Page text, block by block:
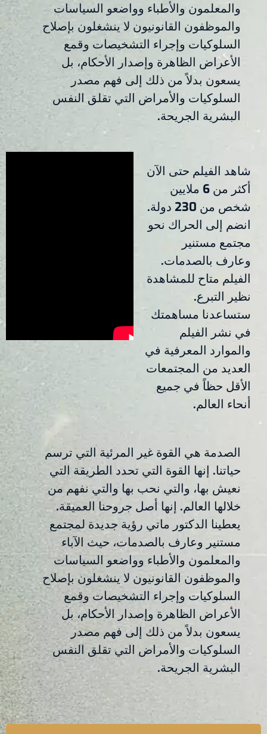
والمعلمون والأطباء وواضعو السياسات
والموظفون القانونيون لا ينشغلون بإصلاح
السلوكيات وإجراء التشخيصات وقمع
الأعراض الظاهرة وإصدار الأحكام، بل
يسعون بدلاً من ذلك إلى فهم مصدر
السلوكيات والأمراض التي تقلق النفس
البشرية الجريحة.
شاهد الفيلم حتى الآن
أكثر من 6 ملايين
شخص من 230 دولة.
انضم إلى الحراك نحو
مجتمع مستنير
وعارف بالصدمات.
الفيلم متاح للمشاهدة
نظير التبرع.
ستساعدنا مساهمتك
في نشر الفيلم
والموارد المعرفية في
العديد من المجتمعات
الأقل حظاً في جميع
أنحاء العالم.
الصدمة هي القوة غير المرئية التي ترسم
حياتنا. إنها القوة التي تحدد الطريقة التي
نعيش بها، والتي نحب بها والتي نفهم من
خلالها العالم. إنها أصل جروحنا العميقة.
يعطينا الدكتور ماتي رؤية جديدة لمجتمع
مستنير وعارف بالصدمات، حيث الآباء
والمعلمون والأطباء وواضعو السياسات
والموظفون القانونيون لا ينشغلون بإصلاح
السلوكيات وإجراء التشخيصات وقمع
الأعراض الظاهرة وإصدار الأحكام، بل
يسعون بدلاً من ذلك إلى فهم مصدر
السلوكيات والأمراض التي تقلق النفس
البشرية الجريحة.